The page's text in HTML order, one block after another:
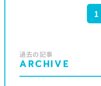
1
過去の記事
ARCHIVE